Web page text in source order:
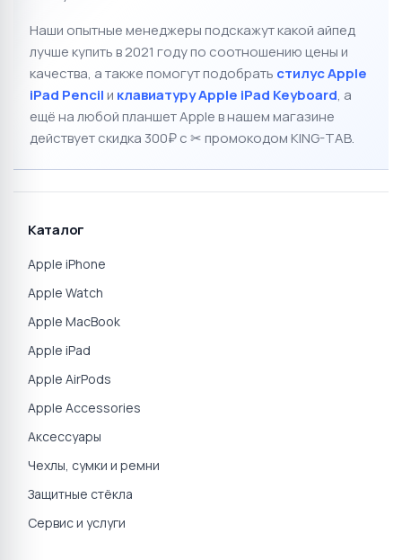
Наши опытные менеджеры подскажут какой айпед
лучше купить в 2021 году по соотношению цены и
качества, а также помогут подобрать стилус Apple
iPad Pencilи клавиатуру Apple iPad Keyboard, а
ещё на любой планшет Apple в нашем магазине
действует скидка 300₽ с ✂ промокодом KING-TAB.
Каталог
Apple iPhone
Apple Watch
Apple MacBook
Apple iPad
Apple AirPods
Apple Accessories
Аксессуары
Чехлы, сумки и ремни
Защитные стёкла
Сервис и услуги